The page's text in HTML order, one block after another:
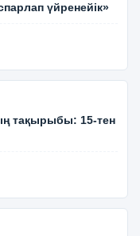
үйренейік»
тақырыбы: 15-тен